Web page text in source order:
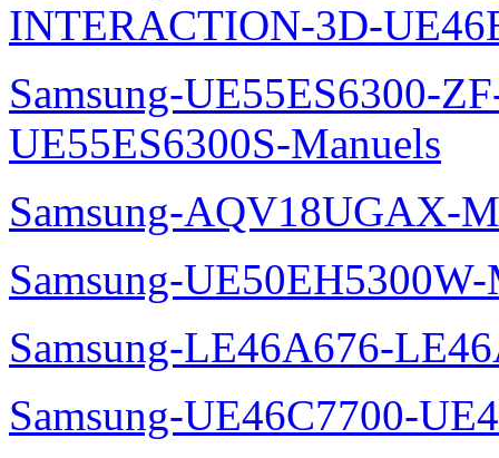
INTERACTION-3D-
Samsung-UE55ES6300-
UE55ES6300S-Manuels
Samsung-AQV18UGAX-
Samsung-UE50EH5300W-
Samsung-LE46A676-
Samsung-UE46C7700-